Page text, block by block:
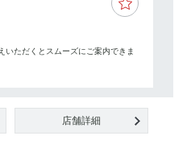
いただくとスムーズにご案内できま
店舗詳細